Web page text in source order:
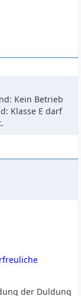
Kein Betrieb
Klasse E darf
der Duldung